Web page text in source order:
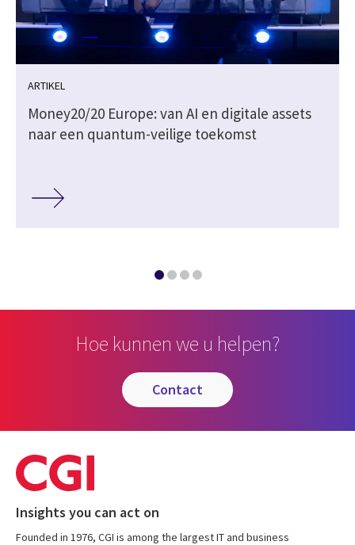
ARTIKEL
Money20/20 Europe: van AI en digitale assets
naar een quantum-veilige toekomst
Hoe kunnen we u helpen?
contact
Insights you can act on
Founded in 1976, CGI is among the largest IT and business